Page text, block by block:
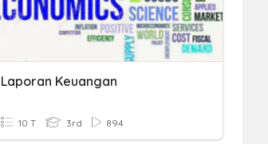
Laporan Keuangan
10 T 3rd 894